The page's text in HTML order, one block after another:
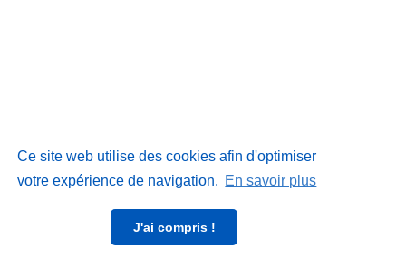
Ce site web utilise des cookies afin d'optimiser
votre expérience de navigation. En savoir plus
J'ai compris !